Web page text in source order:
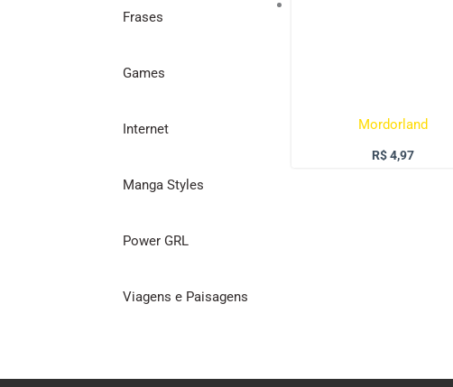
Frases
Games
Internet
Manga Styles
Power GRL
Viagens e Paisagens
Mordorland
R$4,97